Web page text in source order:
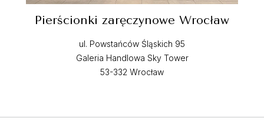
Pierścionki zaręczynowe Wrocław
ul. Powstańców Śląskich 95
Galeria Handlowa Sky Tower
53-332 Wrocław